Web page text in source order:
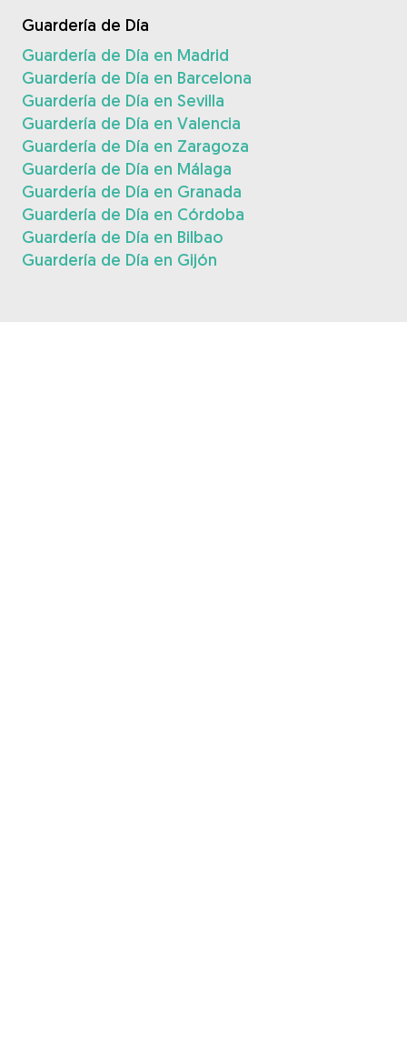
Guardería de Día
Guardería de Día en Madrid
Guardería de Día en Barcelona
Guardería de Día en Sevilla
Guardería de Día en Valencia
Guardería de Día en Zaragoza
Guardería de Día en Málaga
Guardería de Día en Granada
Guardería de Día en Córdoba
Guardería de Día en Bilbao
Guardería de Día en Gijón